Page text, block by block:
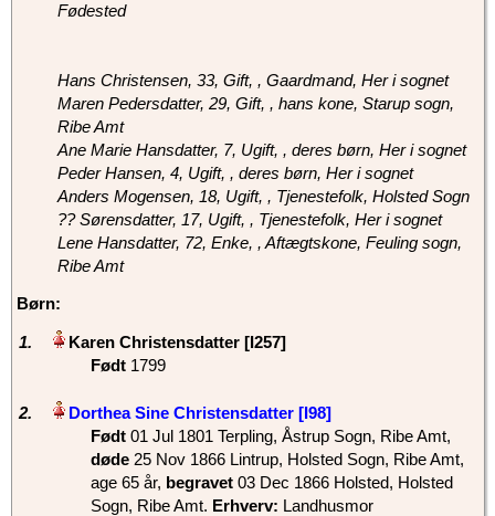
Fødested
Hans Christensen, 33, Gift, , Gaardmand, Her i sognet
Maren Pedersdatter, 29, Gift, , hans kone, Starup sogn,
Ribe Amt
Ane Marie Hansdatter, 7, Ugift, , deres børn, Her i sognet
Peder Hansen, 4, Ugift, , deres børn, Her i sognet
Anders Mogensen, 18, Ugift, , Tjenestefolk, Holsted Sogn
?? Sørensdatter, 17, Ugift, , Tjenestefolk, Her i sognet
Lene Hansdatter, 72, Enke, , Aftægtskone, Feuling sogn,
Ribe Amt
Børn:
1.
‎Karen Christensdatter‏‎ [I257]‎
Født ‎1799‎
2.
Dorthea Sine Christensdatter‏‎ [I98]
Født ‎01 Jul 1801 Terpling, Åstrup Sogn, Ribe Amt,
døde ‎25 Nov 1866 Lintrup, Holsted Sogn, Ribe Amt‎,
age 65 år, begravet ‎03 Dec 1866 Holsted, Holsted
Sogn, Ribe Amt. Erhverv: Landhusmor